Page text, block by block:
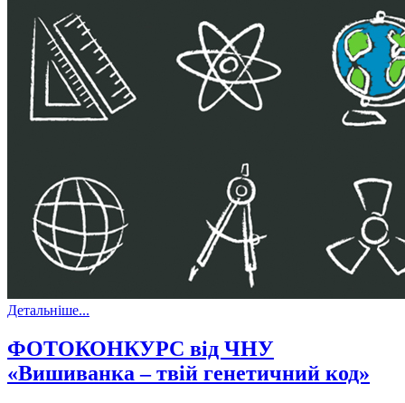
Детальніше...
ФОТОКОНКУРС від ЧНУ
«Вишиванка – твій генетичний код»